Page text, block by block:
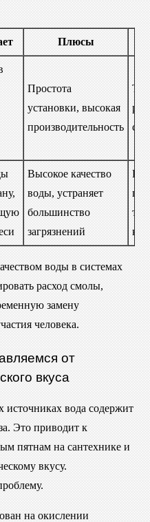
Плюсы
Простота
установки, высокая
производительность
Высокое качество
воды, устраняет
большинство
загрязнений
воды в системах
расход смолы,
замену
человека.
от
вкуса
вода содержит
Это приводит к
пятнам на сантехнике и
вкусу.
на окислении